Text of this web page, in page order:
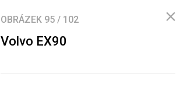
OBRÁZEK 95 / 102
Volvo EX90